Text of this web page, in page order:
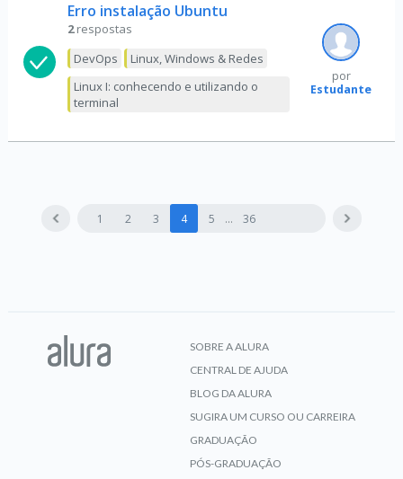
Erro instalação Ubuntu
2 respostas
DevOps
Linux, Windows & Redes
Linux I: conhecendo e utilizando o
terminal
por
Estudante
1 2 3 4 5 36
SOBRE A ALURA
CENTRAL DE AJUDA
BLOG DA ALURA
SUGIRA UM CURSO OU CARREIRA
GRADUAÇÃO
PÓS-GRADUAÇÃO